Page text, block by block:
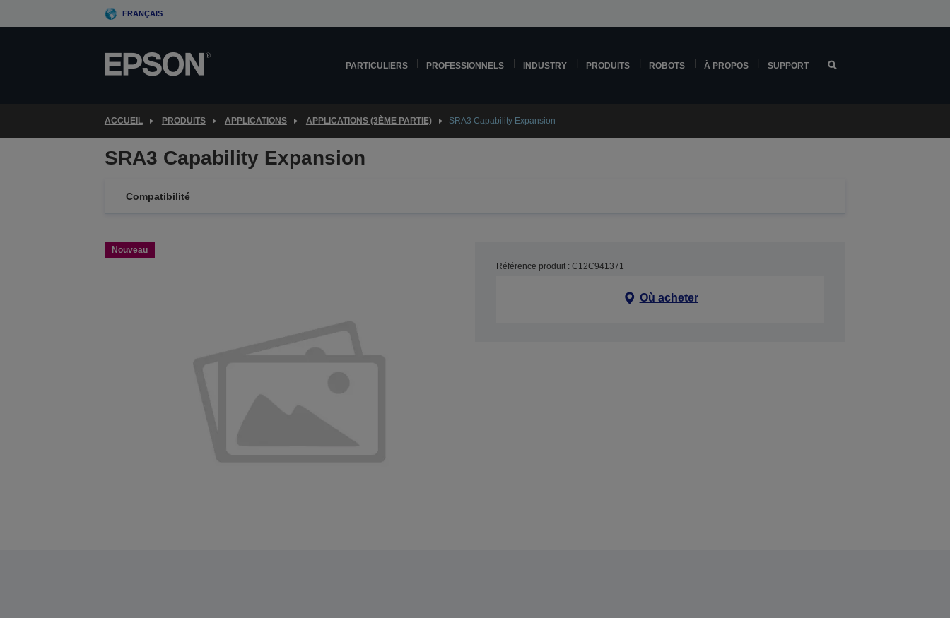
to
FRANÇAIS
PARTICULIERS PROFESSIONNELS INDUSTRY PRODUITS ROBOTS À PROPOS SUPPORT
ACCUEIL PRODUITS APPLICATIONS APPLICATIONS (3ÈME PARTIE) SRA3 Capability Expansion
SRA3 Capability Expansion
Compatibilité
Nouveau
Référence produit : C12C941371
Où acheter